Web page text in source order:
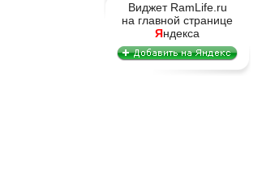
Виджет RamLife.ru
на главной странице
Яндекса